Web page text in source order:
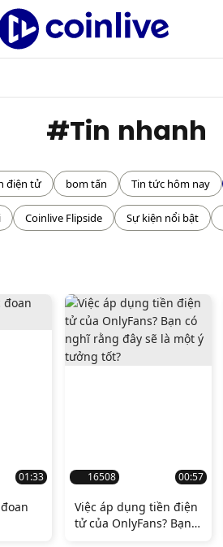
#Tin nhanh
điện tử bom tấn Tin tức hôm nay
Coinlive Flipside Sự kiện nổi bật
01:33 16508 00:57
Việc áp dụng tiền điện
tử của OnlyFans? Bạn